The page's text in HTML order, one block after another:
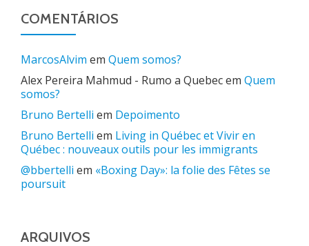
COMENTÁRIOS
MarcosAlvim em Quem somos?
Alex Pereira Mahmud - Rumo a Quebecem Quem
somos?
Bruno Bertelli em Depoimento
Bruno Bertelli em Living in Québec et Vivir en
Québec : nouveaux outils pour les immigrants
@bbertelli em «Boxing Day»: la folie des Fêtes se
poursuit
ARQUIVOS